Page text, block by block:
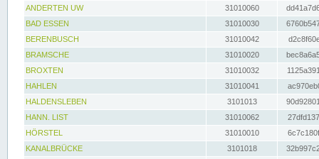
ANDERTEN UW
31010060
BAD ESSEN
31010030
BERENBUSCH
31010042
BRAMSCHE
31010020
BROXTEN
31010032
HAHLEN
31010041
HALDENSLEBEN
3101013
HANN. LIST
31010062
HÖRSTEL
31010010
KANALBRÜCKE
3101018